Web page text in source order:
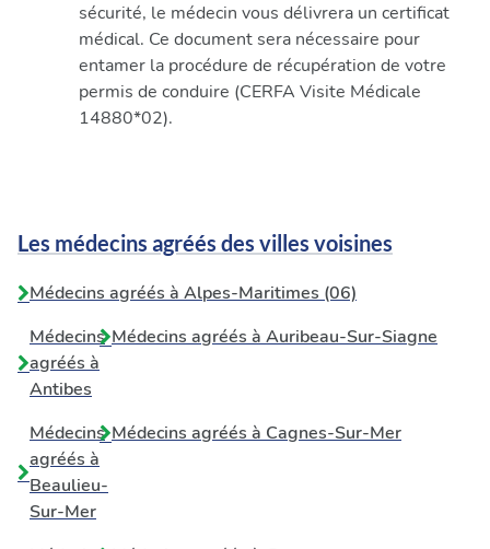
sécurité, le médecin vous délivrera un certificat
médical. Ce document sera nécessaire pour
entamer la procédure de récupération de votre
permis de conduire (CERFA Visite Médicale
14880*02).
Les médecins agréés des villes voisines
Médecins agréés à Alpes-Maritimes (06)
Médecins
agréés à
Antibes
Médecins agréés à Auribeau-Sur-Siagne
Médecins
agréés à
Beaulieu-
Sur-Mer
Médecins agréés à Cagnes-Sur-Mer